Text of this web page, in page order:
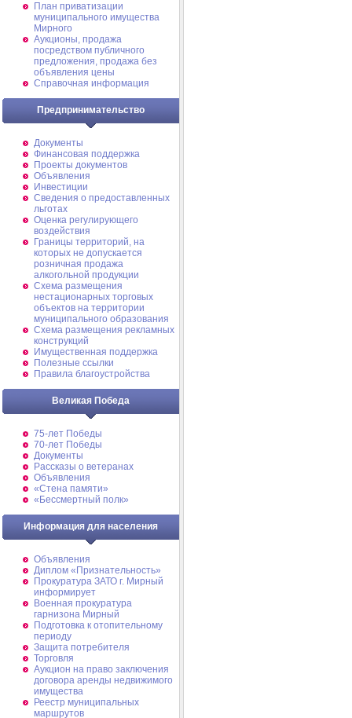
План приватизации
муниципального имущества
Мирного
Аукционы, продажа
посредством публичного
предложения, продажа без
объявления цены
Справочная информация
Предпринимательство
Документы
Финансовая поддержка
Проекты документов
Объявления
Инвестиции
Сведения о предоставленных
льготах
Оценка регулирующего
воздействия
Границы территорий, на
которых не допускается
розничная продажа
алкогольной продукции
Схема размещения
нестационарных торговых
объектов на территории
муниципального образования
Схема размещения рекламных
конструкций
Имущественная поддержка
Полезные ссылки
Правила благоустройства
Великая Победа
75-лет Победы
70-лет Победы
Документы
Рассказы о ветеранах
Объявления
«Стена памяти»
«Бессмертный полк»
Информация для населения
Объявления
Диплом «Признательность»
Прокуратура ЗАТО г. Мирный
информирует
Военная прокуратура
гарнизона Мирный
Подготовка к отопительному
периоду
Защита потребителя
Торговля
Аукцион на право заключения
договора аренды недвижимого
имущества
Реестр муниципальных
маршрутов